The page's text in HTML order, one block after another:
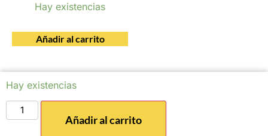
Hay existencias
Añadir al carrito
Hay existencias
Añadir al carrito